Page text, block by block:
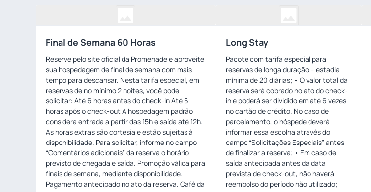
Final de Semana 60 Horas
Reserve pelo site oficial da Promenade e aproveite
sua hospedagem de final de semana com mais
tempo para descansar. Nesta tarifa especial, em
reservas de no mínimo 2 noites, você pode
solicitar: Até 6 horas antes do check-in Até 6
horas após o check-out A hospedagem padrão
considera entrada a partir das 15h e saída até 12h.
As horas extras são cortesia e estão sujeitas à
disponibilidade. Para solicitar, informe no campo
“Comentários adicionais” da reserva o horário
previsto de chegada e saída. Promoção válida para
finais de semana, mediante disponibilidade.
Pagamento antecipado no ato da reserva. Café da
Long Stay
Pacote com tarifa especial para
reservas de longa duração – estadia
mínima de 20 diárias; • O valor total da
reserva será cobrado no ato do check-
in e poderá ser dividido em até 6 vezes
no cartão de crédito. No caso de
parcelamento, o hóspede deverá
informar essa escolha através do
campo “Solicitações Especiais” antes
de finalizar a reserva; • Em caso de
saída antecipada antes da data
prevista de check-out, não haverá
reembolso do período não utilizado;